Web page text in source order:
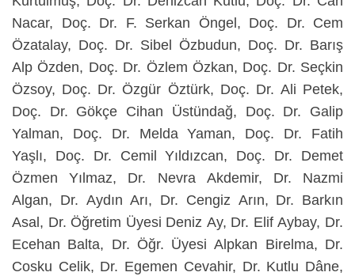
Nacar, Doç. Dr. F. Serkan Öngel, Doç. Dr. Cem
Özatalay, Doç. Dr. Sibel Özbudun, Doç. Dr. Barış
Alp Özden, Doç. Dr. Özlem Özkan, Doç. Dr. Seçkin
Özsoy, Doç. Dr. Özgür Öztürk, Doç. Dr. Ali Petek,
Doç. Dr. Gökçe Cihan Üstündağ, Doç. Dr. Galip
Yalman, Doç. Dr. Melda Yaman, Doç. Dr. Fatih
Yaşlı, Doç. Dr. Cemil Yıldızcan, Doç. Dr. Demet
Özmen Yılmaz, Dr. Nevra Akdemir, Dr. Nazmi
Algan, Dr. Aydın Arı, Dr. Cengiz Arın, Dr. Barkın
Asal, Dr. Öğretim Üyesi Deniz Ay, Dr. Elif Aybay, Dr.
Ecehan Balta, Dr. Öğr. Üyesi Alpkan Birelma, Dr.
Cosku Celik, Dr. Egemen Cevahir, Dr. Kutlu Dâne,